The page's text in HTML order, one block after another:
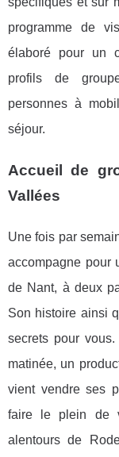
programme de
élaboré pour un
profils de
personnes à
séjour.
Accueil de
Vallées
Une fois par
accompagne pour
de Nant, à deux
Son histoire ainsi
secrets pour
matinée, un
vient vendre ses
faire le plein de
alentours de